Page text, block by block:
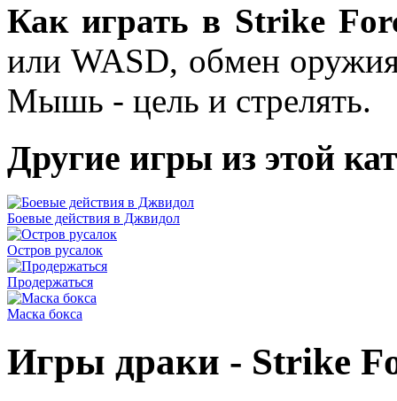
Как играть в Strike
или WASD, обмен
Мышь - цель и стрелять.
Другие игры из этой
Боевые действия в Джвидол
Остров русалок
Продержаться
Маска бокса
Игры драки - Strike